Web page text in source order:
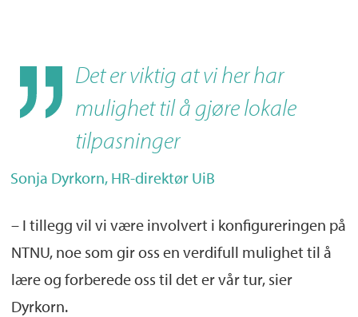
Det er viktig at vi her har
mulighet til å gjøre lokale
tilpasninger
Sonja Dyrkorn, HR-direktør UiB
– I tillegg vil vi være involvert i konfigureringen på
NTNU, noe som gir oss en verdifull mulighet til å
lære og forberede oss til det er vår tur, sier
Dyrkorn.